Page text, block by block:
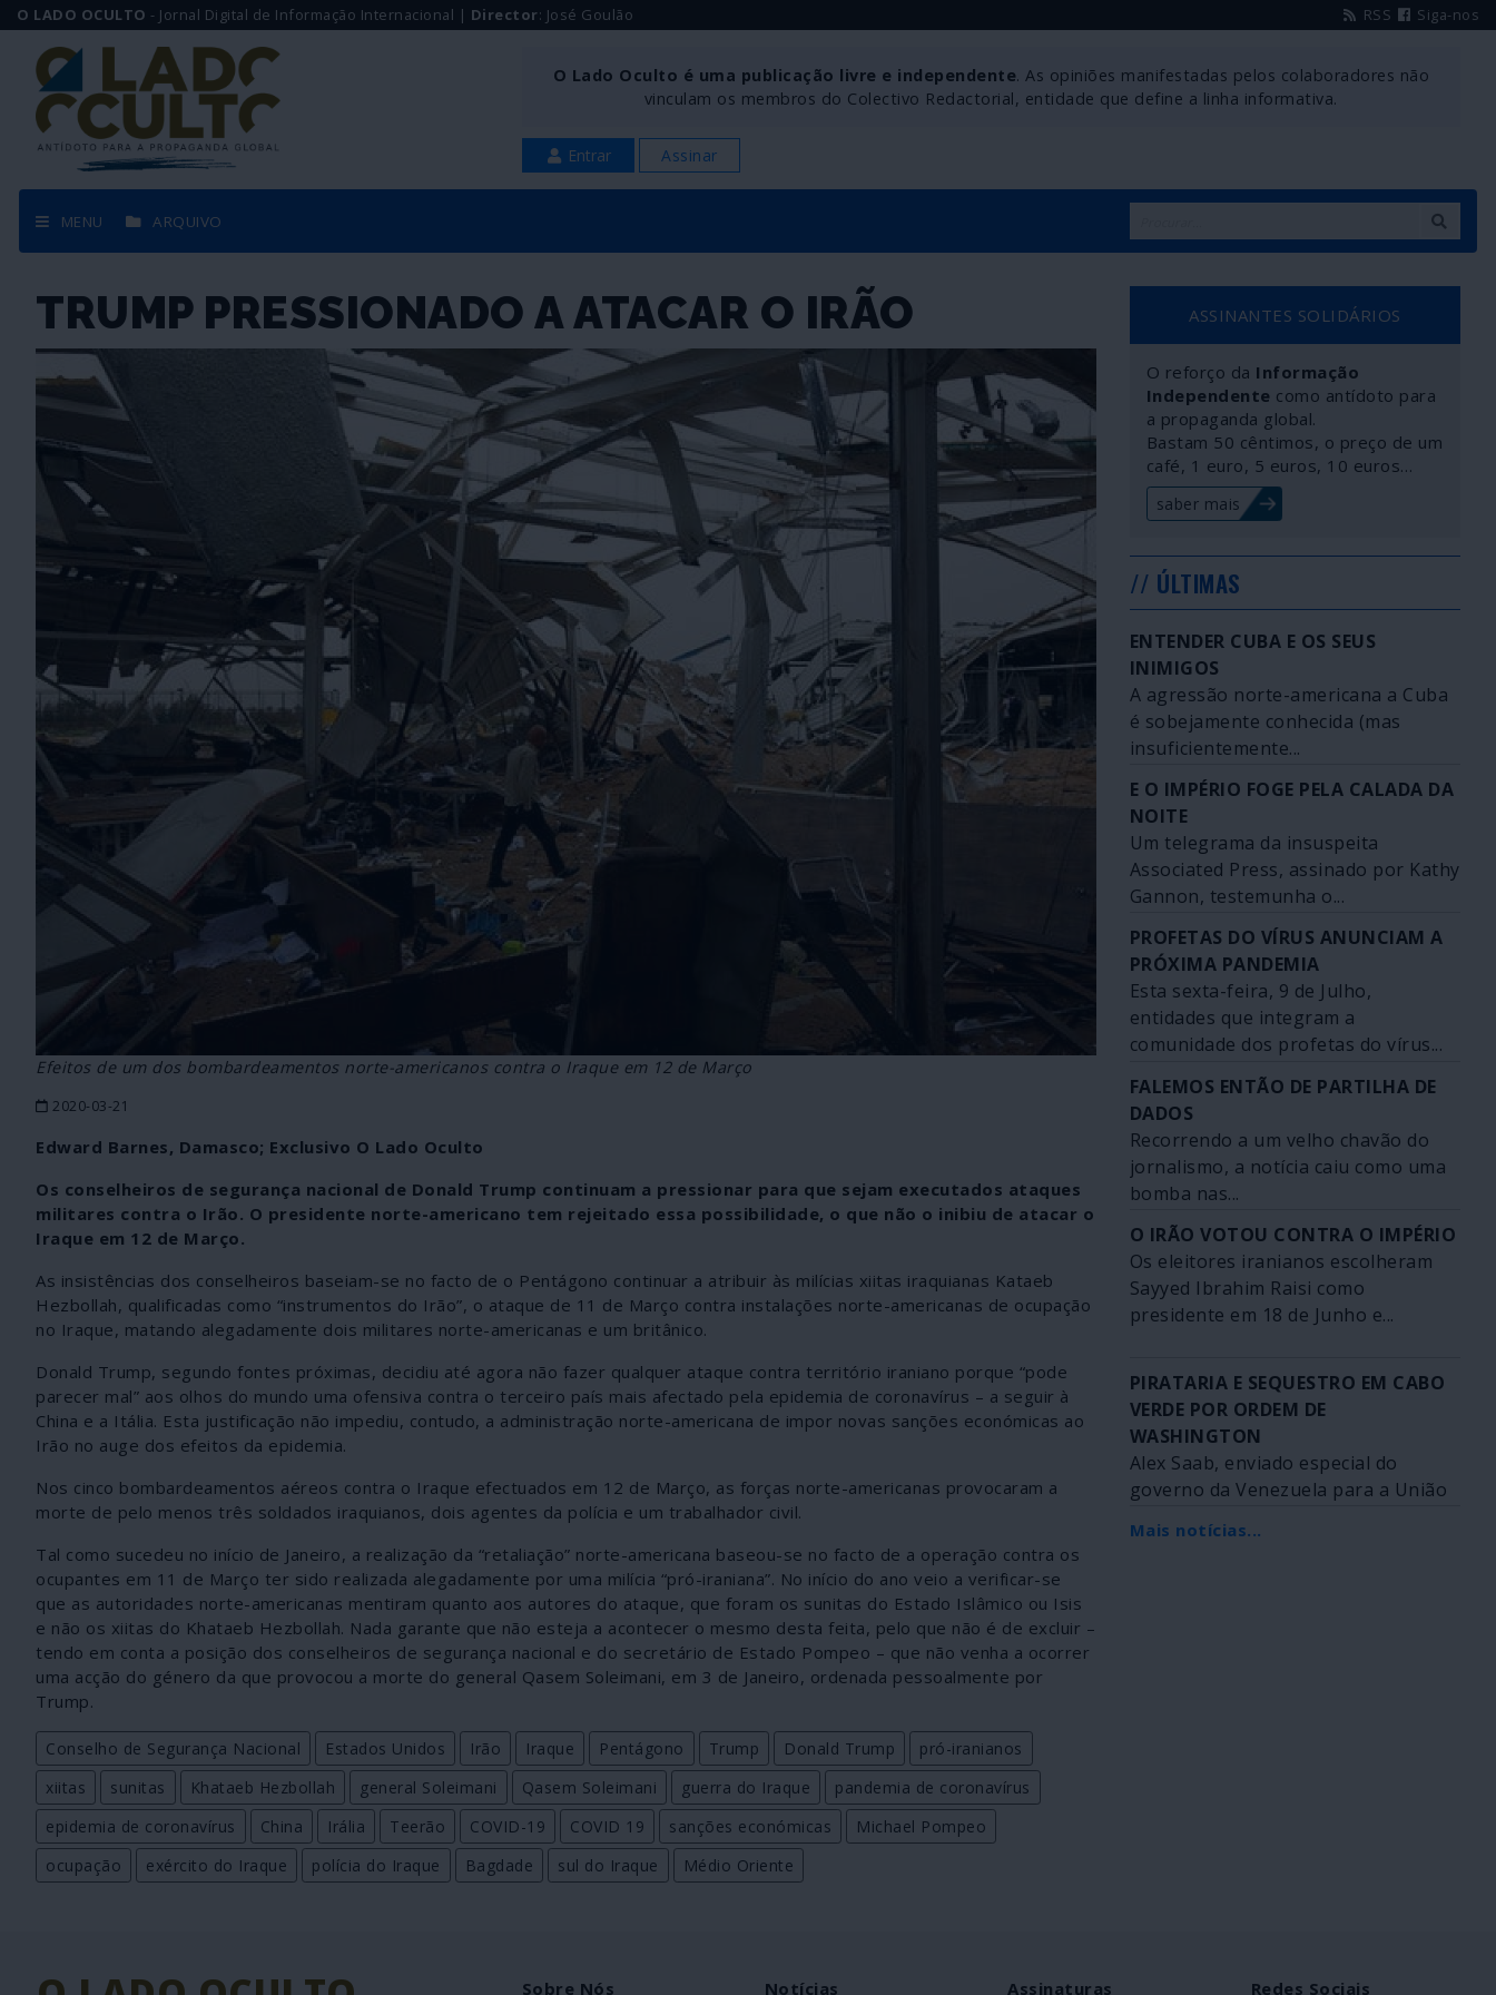
O LADO OCULTO - Jornal Digital de Informação Internacional | Director: José Goulão RSS Siga-nos
O Lado Oculto é uma publicação livre e independente. As opiniões manifestadas pelos colaboradores não
vinculam os membros do Colectivo Redactorial, entidade que define a linha informativa.
Entrar Assinar
MENU ARQUIVO
TRUMP PRESSIONADO A ATACAR O IRÃO
Efeitos de um dos bombardeamentos norte-americanos contra o Iraque em 12 de Março
2020-03-21
Edward Barnes, Damasco; Exclusivo O Lado Oculto
Os conselheiros de segurança nacional de Donald Trump continuam a pressionar para que sejam executados ataques
militares contra o Irão. O presidente norte-americano tem rejeitado essa possibilidade, o que não o inibiu de atacar o
Iraque em 12 de Março.
As insistências dos conselheiros baseiam-se no facto de o Pentágono continuar a atribuir às milícias xiitas iraquianas Kataeb
Hezbollah, qualificadas como “instrumentos do Irão”, o ataque de 11 de Março contra instalações norte-americanas de ocupação
no Iraque, matando alegadamente dois militares norte-americanas e um britânico.
Donald Trump, segundo fontes próximas, decidiu até agora não fazer qualquer ataque contra território iraniano porque “pode
parecer mal” aos olhos do mundo uma ofensiva contra o terceiro país mais afectado pela epidemia de coronavírus – a seguir à
China e a Itália. Esta justificação não impediu, contudo, a administração norte-americana de impor novas sanções económicas ao
Irão no auge dos efeitos da epidemia.
Nos cinco bombardeamentos aéreos contra o Iraque efectuados em 12 de Março, as forças norte-americanas provocaram a
morte de pelo menos três soldados iraquianos, dois agentes da polícia e um trabalhador civil.
Tal como sucedeu no início de Janeiro, a realização da “retaliação” norte-americana baseou-se no facto de a operação contra os
ocupantes em 11 de Março ter sido realizada alegadamente por uma milícia “pró-iraniana”. No início do ano veio a verificar-se
que as autoridades norte-americanas mentiram quanto aos autores do ataque, que foram os sunitas do Estado Islâmico ou Isis
e não os xiitas do Khataeb Hezbollah. Nada garante que não esteja a acontecer o mesmo desta feita, pelo que não é de excluir –
tendo em conta a posição dos conselheiros de segurança nacional e do secretário de Estado Pompeo – que não venha a ocorrer
uma acção do género da que provocou a morte do general Qasem Soleimani, em 3 de Janeiro, ordenada pessoalmente por
Trump.
Conselho de Segurança Nacional Estados Unidos Irão Iraque Pentágono Trump Donald Trump
pró-iranianos
xiitas
sunitas Khataeb Hezbollah general Soleimani Qasem Soleimani guerra do Iraque
pandemia de coronavírus
epidemia de coronavírus
China Irália Teerão COVID-19 COVID 19 sanções económicas
Michael Pompeo
ocupação
exército do Iraque polícia do Iraque Bagdade sul do Iraque Médio Oriente
ASSINANTES SOLIDÁRIOS
O reforço da Informação
Independente como antídoto para
a propaganda global.
Bastam 50 cêntimos, o preço de um
café, 1 euro, 5 euros, 10 euros…
saber mais
// ÚLTIMAS
ENTENDER CUBA E OS SEUS
INIMIGOS
A agressão norte-americana a Cuba
é sobejamente conhecida (mas
insuficientemente...
E O IMPÉRIO FOGE PELA CALADA DA
NOITE
Um telegrama da insuspeita
Associated Press, assinado por Kathy
Gannon, testemunha o...
PROFETAS DO VÍRUS ANUNCIAM A
PRÓXIMA PANDEMIA
Esta sexta-feira, 9 de Julho,
entidades que integram a
comunidade dos profetas do vírus...
FALEMOS ENTÃO DE PARTILHA DE
DADOS
Recorrendo a um velho chavão do
jornalismo, a notícia caiu como uma
bomba nas...
O IRÃO VOTOU CONTRA O IMPÉRIO
Os eleitores iranianos escolheram
Sayyed Ibrahim Raisi como
presidente em 18 de Junho e...
PIRATARIA E SEQUESTRO EM CABO
VERDE POR ORDEM DE
WASHINGTON
Alex Saab, enviado especial do
governo da Venezuela para a União
Mais notícias...
Sobre Nós Notícias Assinaturas Redes Sociais